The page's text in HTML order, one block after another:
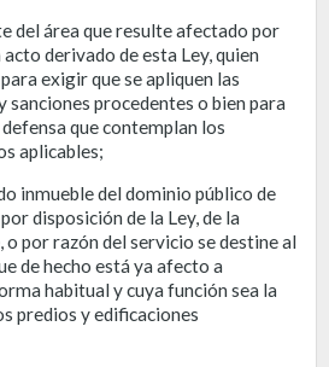
del área que resulte afectado por
derivado de esta Ley, quien
exigir que se apliquen las
sanciones procedentes o bien para
que contemplan los
aplicables;
inmueble del dominio público de
disposición de la Ley, de la
por razón del servicio se destine al
de hecho está ya afecto a
habitual y cuya función sea la
predios y edificaciones